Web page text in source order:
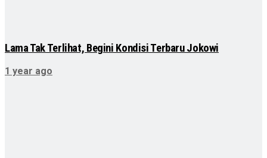
Lama Tak Terlihat, Begini Kondisi Terbaru Jokowi
1 year ago